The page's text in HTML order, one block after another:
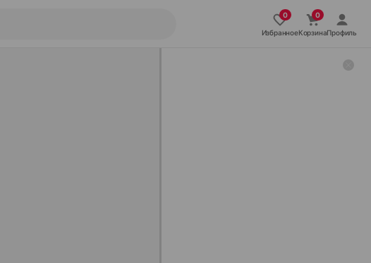
ИзбранноеКорзинаПрофиль